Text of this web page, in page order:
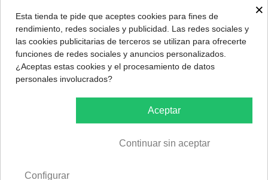
LÍNEA EQUINOS
LÍNEA CAMÉLIDOS
LÍNEA PORCINA
LÍNEA AVICULTURA
LÍNEA PET FOODS, LA MEJOR COMIDA PARA TUS ANIMALES
LÍNEA HIGIÉNICOS
LÍNEA GENÉTICA WAGYU
×
Esta tienda te pide que aceptes cookies para fines de
rendimiento, redes sociales y publicidad. Las redes sociales y
las cookies publicitarias de terceros se utilizan para ofrecerte
funciones de redes sociales y anuncios personalizados.
¿Aceptas estas cookies y el procesamiento de datos
personales involucrados?
Aceptar
Continuar sin aceptar
Configurar